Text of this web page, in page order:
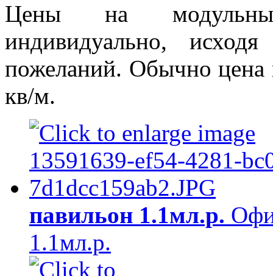
Цены на
индивидуально,
пожеланий. Обычно цена
кв/м.
павильон 1.1мл.р.
1.1мл.р.